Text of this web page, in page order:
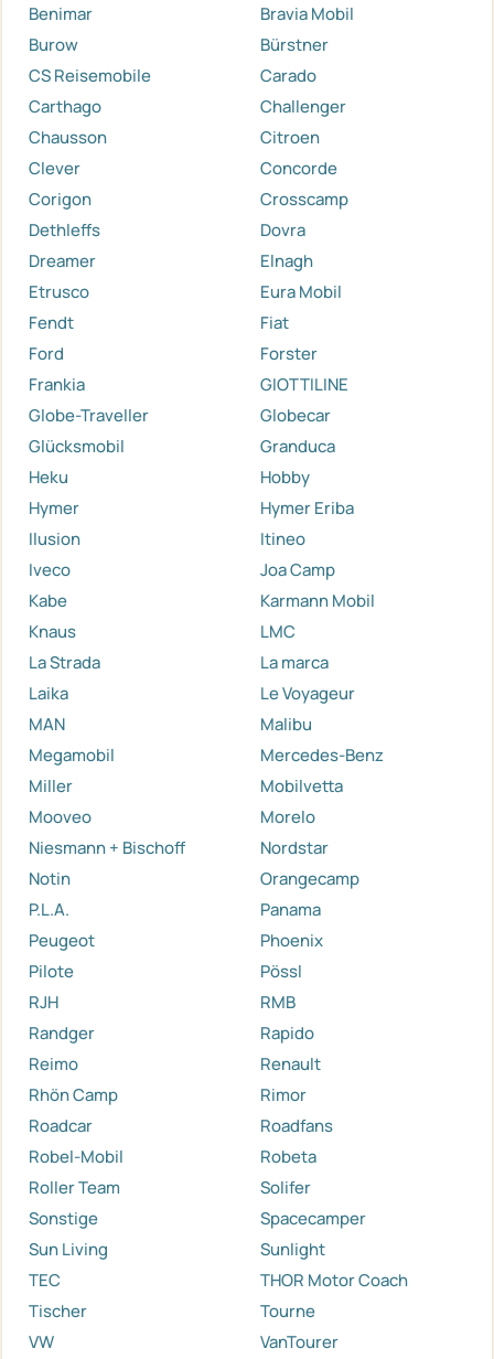
Benimar
Bravia Mobil
Burow
Bürstner
CS Reisemobile
Carado
Carthago
Challenger
Chausson
Citroen
Clever
Concorde
Corigon
Crosscamp
Dethleffs
Dovra
Dreamer
Elnagh
Etrusco
Eura Mobil
Fendt
Fiat
Ford
Forster
Frankia
GIOTTILINE
Globe-Traveller
Globecar
Glücksmobil
Granduca
Heku
Hobby
Hymer
Hymer Eriba
Ilusion
Itineo
Iveco
Joa Camp
Kabe
Karmann Mobil
Knaus
LMC
La Strada
La marca
Laika
Le Voyageur
MAN
Malibu
Megamobil
Mercedes-Benz
Miller
Mobilvetta
Mooveo
Morelo
Niesmann + Bischoff
Nordstar
Notin
Orangecamp
P.L.A.
Panama
Peugeot
Phoenix
Pilote
Pössl
RJH
RMB
Randger
Rapido
Reimo
Renault
Rhön Camp
Rimor
Roadcar
Roadfans
Robel-Mobil
Robeta
Roller Team
Solifer
Sonstige
Spacecamper
Sun Living
Sunlight
TEC
THOR Motor Coach
Tischer
Tourne
VW
VanTourer